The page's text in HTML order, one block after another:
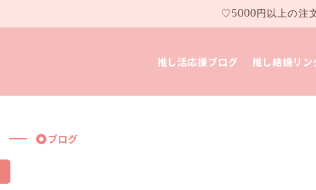
♡5000円以上の注
推し活応援ブログ 推し結婚リン
ブログ